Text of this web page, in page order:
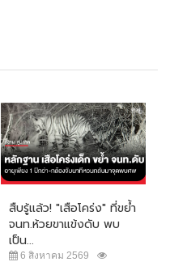
สืบรู้แล้ว! "เสือโคร่ง" ที่ขย้ำ
จนท.ห้วยขาแข้งดับ พบ
เป็น...
6 สิงหาคม 2569